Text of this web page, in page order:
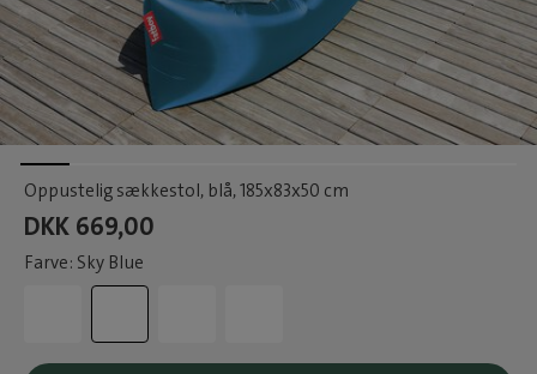
Oppustelig sækkestol, blå, 185x83x50 cm
DKK 669,00
Farve: Sky Blue